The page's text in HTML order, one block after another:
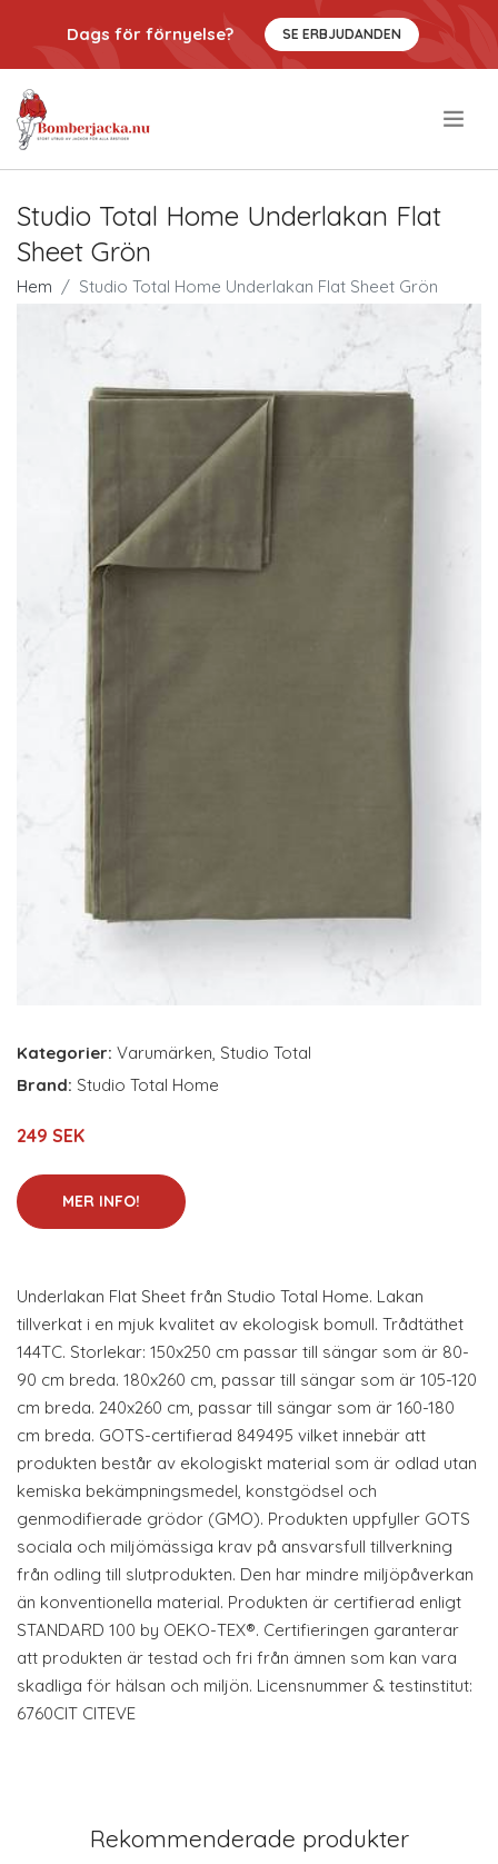
Dags för förnyelse? SE ERBJUDANDEN
Studio Total Home Underlakan Flat
Sheet Grön
Hem Studio Total Home Underlakan Flat Sheet Grön
Kategorier: Varumärken Studio Total
Brand: Studio Total Home
249 SEK
MER INFO!
Underlakan Flat Sheet från Studio Total Home. Lakan
tillverkat i en mjuk kvalitet av ekologisk bomull. Trådtäthet
144TC. Storlekar: 150x250 cm passar till sängar som är 80-
90 cm breda. 180x260 cm, passar till sängar som är 105-120
cm breda. 240x260 cm, passar till sängar som är 160-180
cm breda. GOTS-certifierad 849495 vilket innebär att
produkten består av ekologiskt material som är odlad utan
kemiska bekämpningsmedel, konstgödsel och
genmodifierade grödor (GMO). Produkten uppfyller GOTS
sociala och miljömässiga krav på ansvarsfull tillverkning
från odling till slutprodukten. Den har mindre miljöpåverkan
än konventionella material. Produkten är certifierad enligt
STANDARD 100 by OEKO-TEX®. Certifieringen garanterar
att produkten är testad och fri från ämnen som kan vara
skadliga för hälsan och miljön. Licensnummer & testinstitut:
6760CIT CITEVE
Rekommenderade produkter